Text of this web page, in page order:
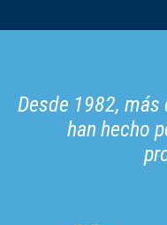
Desde 1982, más
han hecho